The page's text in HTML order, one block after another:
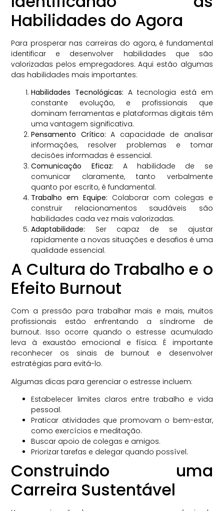
Habilidades do Agora
Para prosperar nas carreiras do agora, é fundamental
identificar e desenvolver habilidades que são
valorizadas pelos empregadores. Aqui estão algumas
das habilidades mais importantes:
Habilidades Tecnológicas: A tecnologia está em
constante evolução, e profissionais que
dominam ferramentas e plataformas digitais têm
uma vantagem significativa.
Pensamento Crítico: A capacidade de analisar
informações, resolver problemas e tomar
decisões informadas é essencial.
Comunicação Eficaz: A habilidade de se
comunicar claramente, tanto verbalmente
quanto por escrito, é fundamental.
Trabalho em Equipe: Colaborar com colegas e
construir relacionamentos saudáveis são
habilidades cada vez mais valorizadas.
Adaptabilidade: Ser capaz de se ajustar
rapidamente a novas situações e desafios é uma
qualidade essencial.
A Cultura do Trabalho e o
Efeito Burnout
Com a pressão para trabalhar mais e mais, muitos
profissionais estão enfrentando a síndrome de
burnout. Isso ocorre quando o estresse acumulado
leva à exaustão emocional e física. É importante
reconhecer os sinais de burnout e desenvolver
estratégias para evitá-lo.
Algumas dicas para gerenciar o estresse incluem:
Estabelecer limites claros entre trabalho e vida
pessoal.
Praticar atividades que promovam o bem-estar,
como exercícios e meditação.
Buscar apoio de colegas e amigos.
Priorizar tarefas e delegar quando possível.
Construindo uma
Carreira Sustentável